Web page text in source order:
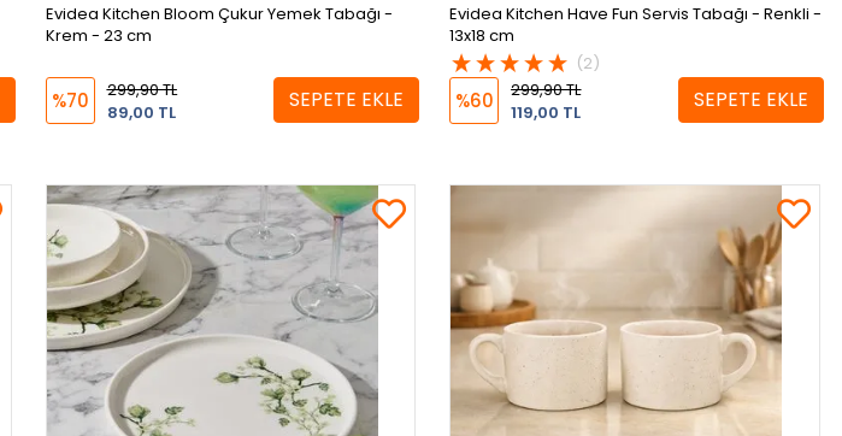
Evidea Kitchen Bloom Çukur Yemek Tabağı -
Krem - 23 cm
%70
299,90 TL
89,00 TL
SEPETE EKLE
Evidea Kitchen Have Fun Servis Tabağı - Renkli -
13x18 cm
(2)
%60
299,90 TL
119,00 TL
SEPETE EKLE